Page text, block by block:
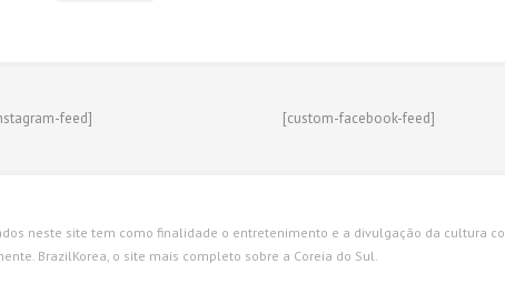
feed] [custom-facebook-feed]
neste site tem como finalidade o entretenimento e a divulgação da cultura
BrazilKorea, o site mais completo sobre a Coreia do Sul.